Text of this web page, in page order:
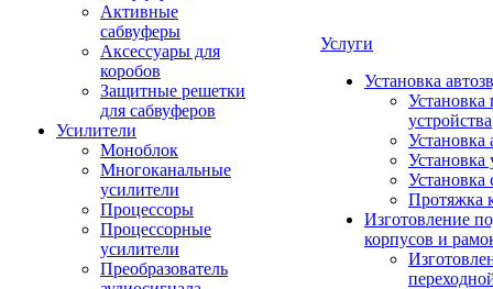
Активные
сабвуферы
Аксессуары для
коробов
Защитные решетки
для сабвуферов
Усилители
Моноблок
Многоканальные
усилители
Процессоры
Процессорные
усилители
Преобразователь
Услуги
Установка
Установка
устройства
Установка
Установка
Установка
Протяжка
Изготовление
корпусов и